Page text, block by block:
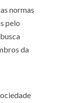
normas
pelo
da